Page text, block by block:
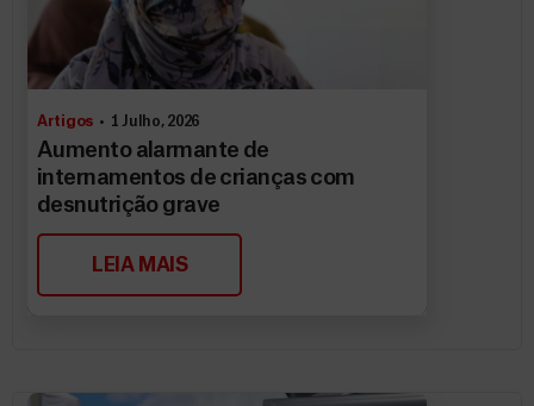
Artigos 1 Julho, 2026
Aumento alarmante de
internamentos de crianças com
desnutrição grave
LEIA MAIS